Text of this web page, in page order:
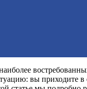
вы приходите в